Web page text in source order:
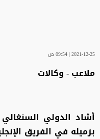
2021-12-25 | 09:54 ص
ملاعب - وكالات
أشاد الدولي
بزميله في الفريق